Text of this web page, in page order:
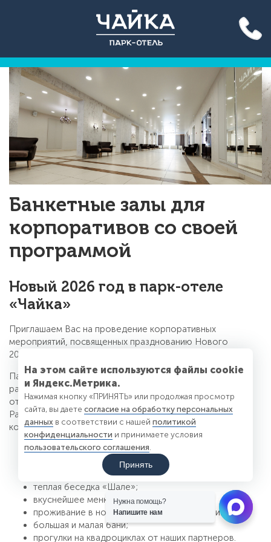
Акция до конца лета: вход
на бассейн 500 руб. для всех!
Подробнее >>
Банкетные залы для
корпоративов со своей
программой
Новый 2026 год в парк-отеле
«Чайка»
Приглашаем Вас на проведение корпоративных
мероприятий, посвященных празднованию Нового
2026 года, на территории парк-отеля «Чайка»!
Парк-отель «Чайка» — это комплекс отдыха в Барнауле,
расположенный в живописном месте в 20 минутах езды
от центра города в ленточном бору на берегу реки.
Работаем с 2009 года. Для проведения Новогодних
корпоративных мероприятий готовы предложить вам:
банкетный зал вместимостью до 250 чел.;
ВИП зал вместимостью до 50 чел.;
ресторан вместимостью до 40 чел.;
теплая беседка «Шале»;
вкуснейшее меню от нашего шеф-повара;
проживание в номерах различных категорий;
большая и малая бани;
прогулки на квадроциклах от наших партнеров.
На этом сайте используются файлы cookie
и Яндекс.Метрика.
Нажимая кнопку «ПРИНЯТЬ» или продолжая просмотр
сайта, вы даете согласие на обработку персональных
данных в соответствии с нашей политикой
конфиденциальности и принимаете условия
пользовательского соглашения
Принять
Нужна помощь?
Напишите нам